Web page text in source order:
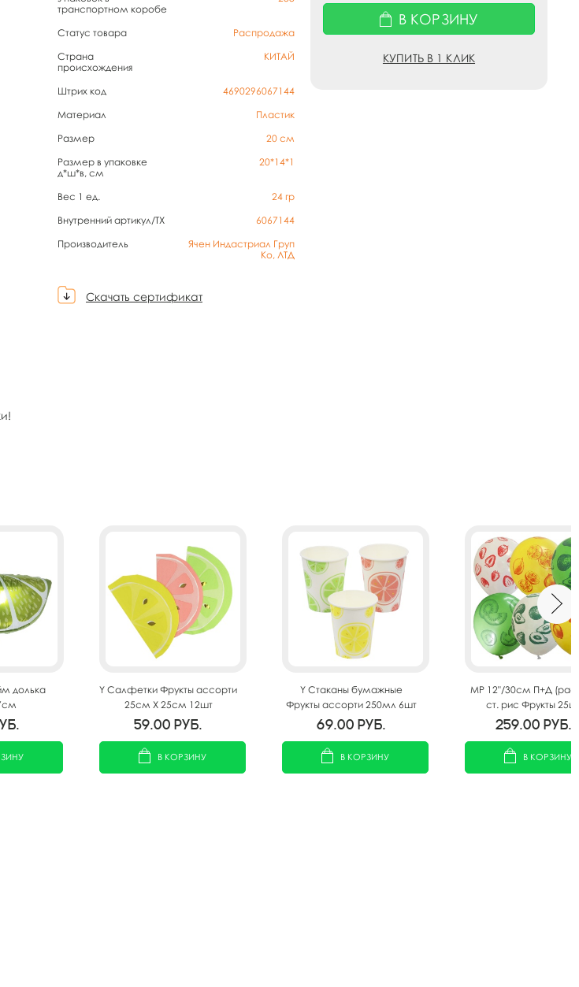
транспортном коробе
Статус товара
Распродажа
Страна
происхождения
КИТАЙ
Штрих код
4690296067144
Материал
Пластик
Размер
20 см
Размер в упаковке
д*ш*в, см
20*14*1
Вес 1 ед. 24 гр
Внутренний артикул/TX
6067144
Производитель
Ячен Индастриал Груп
Ко, ЛТД
Скачать сертификат
В КОРЗИНУ
КУПИТЬ В 1 КЛИК
долька
Y Салфетки Фрукты ассорти
25см X 25см 12шт
59.00 руб.
В КОРЗИНУ
Y Стаканы бумажные
Фрукты ассорти 250мл 6шт
69.00 руб.
В КОРЗИНУ
MP 12"/30см П+Д
ст. рис Фрукты
259.00 руб.
В КОРЗИНУ